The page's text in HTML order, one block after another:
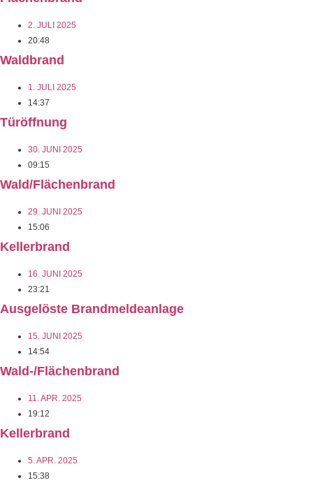
2. JULI 2025
20:48
Waldbrand
1. JULI 2025
14:37
Türöffnung
30. JUNI 2025
09:15
Wald/Flächenbrand
29. JUNI 2025
15:06
Kellerbrand
16. JUNI 2025
23:21
Ausgelöste Brandmeldeanlage
15. JUNI 2025
14:54
Wald-/Flächenbrand
11. APR. 2025
19:12
Kellerbrand
5. APR. 2025
15:38